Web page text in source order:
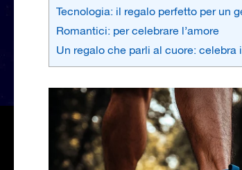
Tecnologia: il regalo perfetto per un
Romantici: per celebrare l’amore
Un regalo che parli al cuore: celebra